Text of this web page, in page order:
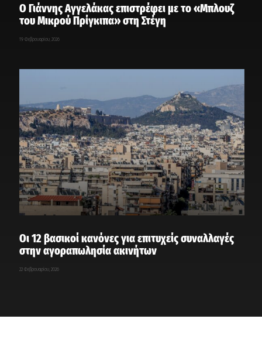
Ο Γιάννης Αγγελάκας επιστρέφει με το «Μπλουζ
του Μικρού Πρίγκιπα» στη Στέγη
19 Φεβρουαρίου, 2026
Οι 12 βασικοί κανόνες για επιτυχείς συναλλαγές
στην αγοραπωλησία ακινήτων
22 Φεβρουαρίου, 2026